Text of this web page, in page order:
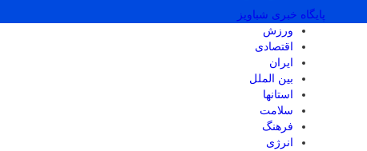
پایگاه خبری شباویز
ورزش
اقتصادی
ایران
بین الملل
استانها
سلامت
فرهنگ
انرژی